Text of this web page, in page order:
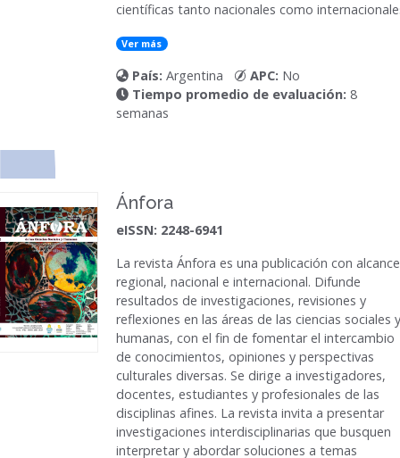
científicas tanto nacionales como
Ver más
País: Argentina APC: No
Tiempo promedio de evaluación: 8
semanas
Ánfora
eISSN: 2248-6941
La revista Ánfora es una publicación con alcance
regional, nacional e internacional. Difunde
resultados de investigaciones, revisiones y
reflexiones en las áreas de las ciencias sociales y
humanas, con el fin de fomentar el intercambio
de conocimientos, opiniones y perspectivas
culturales diversas. Se dirige a investigadores,
docentes, estudiantes y profesionales de las
disciplinas afines. La revista invita a presentar
investigaciones interdisciplinarias que busquen
interpretar y abordar soluciones a temas